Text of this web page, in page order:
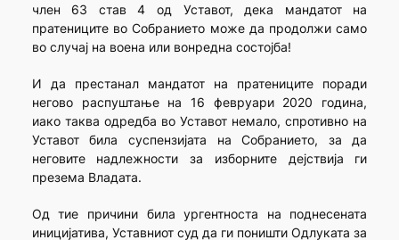
член 63 став 4 од Уставот, дека мандатот на
пратениците во Собранието може да продолжи само
во случај на воена или вонредна состојба!
И да престанал мандатот на пратениците поради
негово распуштање на 16 февруари 2020 година,
иако таква одредба во Уставот немало, спротивно на
Уставот била суспензијата на Собранието, за да
неговите надлежности за изборните дејствија ги
презема Владата.
Од тие причини била ургентноста на поднесената
иницијатива, Уставниот суд да ги поништи Одлуката за